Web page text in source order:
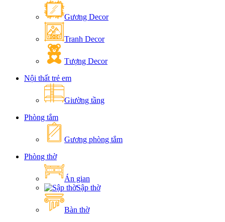
Gương Decor
Tranh Decor
Tượng Decor
Nội thất trẻ em
Giường tầng
Phòng tắm
Gương phòng tắm
Phòng thờ
Án gian
Sập thờ
Bàn thờ